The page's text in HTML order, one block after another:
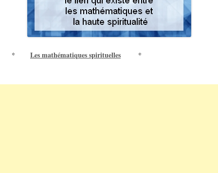
* Les mathématiques spirituelles *